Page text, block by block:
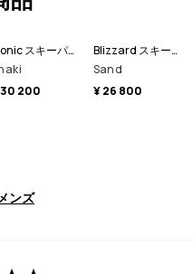
Iconic スキーパンツ メンズ
200
Blizzard スキーパンツ メンズ
Sand
¥ 26 800
ンズ